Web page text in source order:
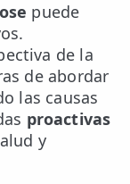
puede
de la
de abordar
las causas
proactivas
y